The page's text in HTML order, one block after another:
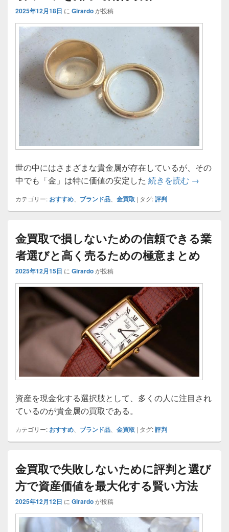
2025年12月18日 に Girardoが投稿
世の中にはさまざまな貴金属が存在しているが、その
中でも「金」は特に価値の安定した 続きを読む 金買取の
→
カテゴリー: おすすめ ブランド品 金買取 | タグ:評判
金買取で損しないための信頼できる業
者選びと高く売るための極意まとめ
2025年12月15日 に Girardoが投稿
資産を現金化する選択肢として、多くの人に注目され
ているのが貴金属の買取である。
カテゴリー: おすすめ ブランド品 金買取 | タグ:評判
金買取で失敗しないために評判と選び
方で資産価値を最大化する賢い方法
2025年12月12日 に Girardoが投稿